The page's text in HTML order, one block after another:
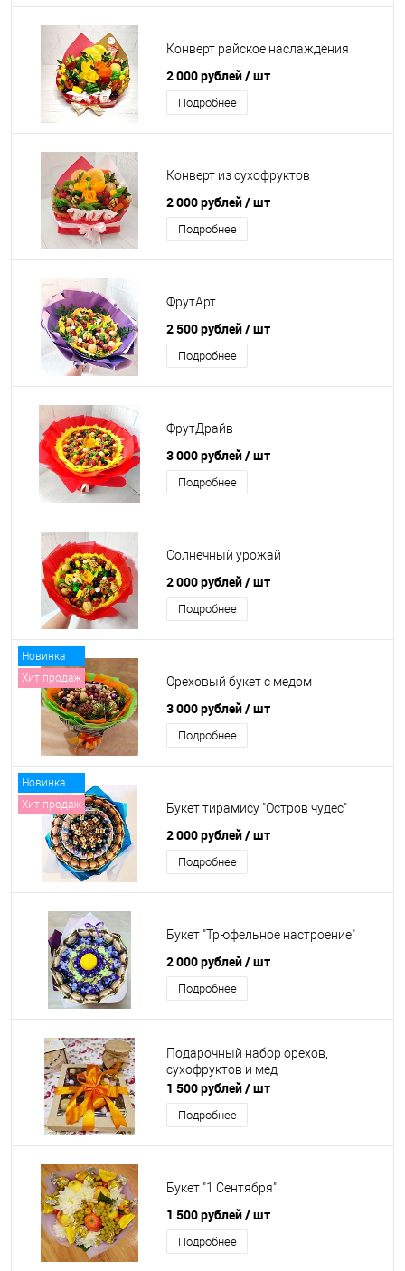
Конверт райское наслаждения
2 000 рублей/ шт
Подробнее
Конверт из сухофруктов
2 000 рублей/ шт
Подробнее
ФрутАрт
2 500 рублей/ шт
Подробнее
ФрутДрайв
3 000 рублей/ шт
Подробнее
Солнечный урожай
2 000 рублей/ шт
Подробнее
Новинка
Хит продаж
Ореховый букет с медом
3 000 рублей/ шт
Подробнее
Новинка
Хит продаж
Букет тирамису "Остров чудес"
2 000 рублей/ шт
Подробнее
Букет "Трюфельное настроение"
2 000 рублей/ шт
Подробнее
Подарочный набор орехов,
сухофруктов и мед
1 500 рублей/ шт
Подробнее
Букет "1 Сентября"
1 500 рублей/ шт
Подробнее